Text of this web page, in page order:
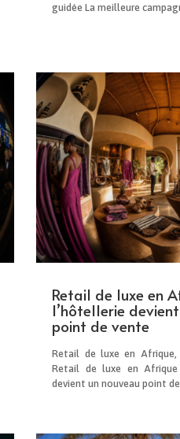
guidée La meilleure
Retail de luxe en
l’hôtellerie
point de vente
Retail de luxe en
Retail de luxe en
devient un nouveau point